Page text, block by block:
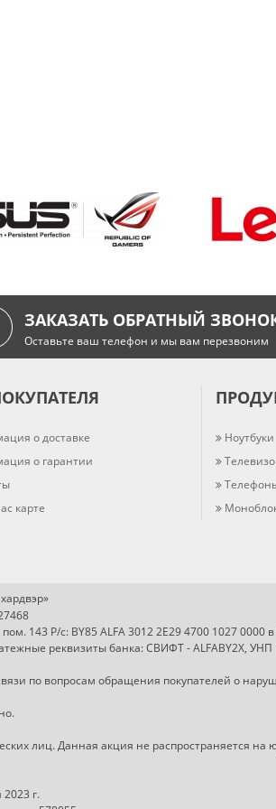
ЗАКАЗАТЬ ОБРАТНЫЙ
Оставьте ваш телефон и мы вам перезвоним
о доставке
о гарантии
карте
Ноутбуки
143 Р/с: BY85 ALFA 3012 2E29 4700 1027 0000
реквизиты банка: СВИФТ - ALFABY2X,
по вопросам обращения покупателей о
лиц. Данная акция не распространяется на
г.